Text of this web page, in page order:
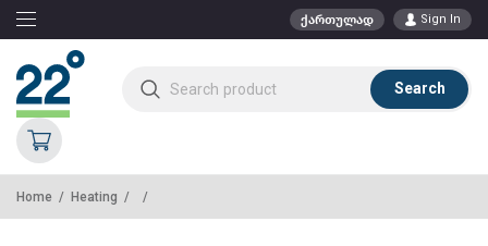
ქართულად Sign In
Search
Home Heating